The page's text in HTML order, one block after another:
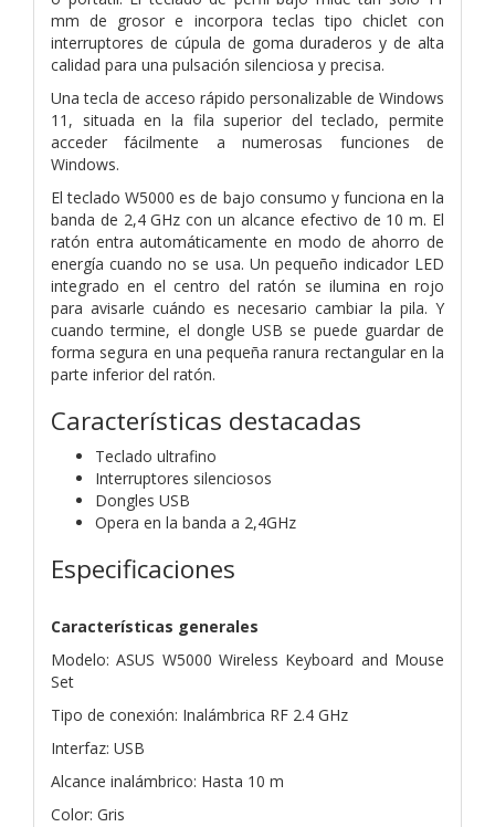
mm de grosor e incorpora teclas tipo chiclet con
interruptores de cúpula de goma duraderos y de alta
calidad para una pulsación silenciosa y precisa.
Una tecla de acceso rápido personalizable de Windows
11, situada en la fila superior del teclado, permite
acceder fácilmente a numerosas funciones de
Windows.
El teclado W5000 es de bajo consumo y funciona en la
banda de 2,4 GHz con un alcance efectivo de 10 m. El
ratón entra automáticamente en modo de ahorro de
energía cuando no se usa. Un pequeño indicador LED
integrado en el centro del ratón se ilumina en rojo
para avisarle cuándo es necesario cambiar la pila. Y
cuando termine, el dongle USB se puede guardar de
forma segura en una pequeña ranura rectangular en la
parte inferior del ratón.
Características destacadas
Teclado ultrafino
Interruptores silenciosos
Dongles USB
Opera en la banda a 2,4GHz
Especificaciones
Características generales
Modelo: ASUS W5000 Wireless Keyboard and Mouse
Set
Tipo de conexión: Inalámbrica RF 2.4 GHz
Interfaz: USB
Alcance inalámbrico: Hasta 10 m
Color: Gris